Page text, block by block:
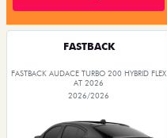
FASTBACK
FASTBACK AUDACE TURBO 200 HYBRID FLEX
AT 2026
2026/2026